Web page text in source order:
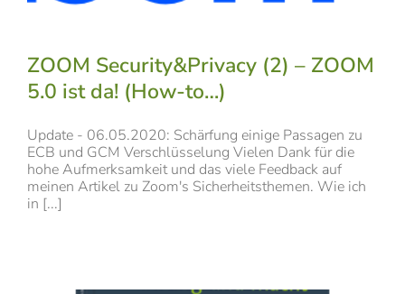
ZOOM Security&Privacy (2) – ZOOM
5.0 ist da! (How-to…)
Update - 06.05.2020: Schärfung einige Passagen zu
ECB und GCM Verschlüsselung Vielen Dank für die
hohe Aufmerksamkeit und das viele Feedback auf
meinen Artikel zu Zoom's Sicherheitsthemen. Wie ich
in [...]